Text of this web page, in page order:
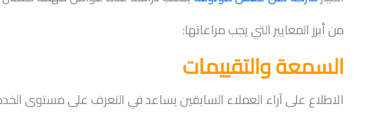
من أبرز المعايير التي يجب مراعاتها:
السمعة والتقييمات
الاطلاع على آراء العملاء السابقين يساعد في التعرف على مستوى